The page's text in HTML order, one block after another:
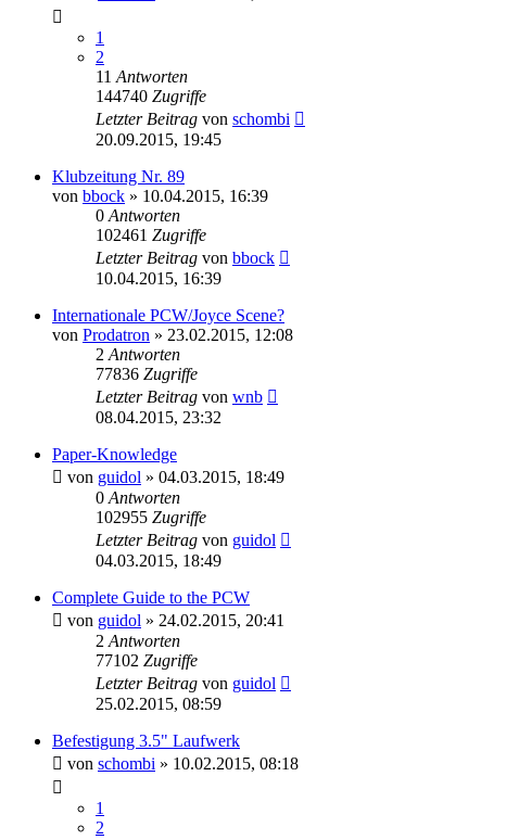
1
2
11 Antworten
144740 Zugriffe
Letzter Beitrag von schombi
20.09.2015, 19:45
Klubzeitung Nr. 89
von bbock » 10.04.2015, 16:39
0 Antworten
102461 Zugriffe
Letzter Beitrag von bbock
10.04.2015, 16:39
Internationale PCW/Joyce Scene?
von Prodatron » 23.02.2015, 12:08
2 Antworten
77836 Zugriffe
Letzter Beitrag von wnb
08.04.2015, 23:32
Paper-Knowledge
von guidol » 04.03.2015, 18:49
0 Antworten
102955 Zugriffe
Letzter Beitrag von guidol
04.03.2015, 18:49
Complete Guide to the PCW
von guidol » 24.02.2015, 20:41
2 Antworten
77102 Zugriffe
Letzter Beitrag von guidol
25.02.2015, 08:59
Befestigung 3.5" Laufwerk
von schombi » 10.02.2015, 08:18
1
2